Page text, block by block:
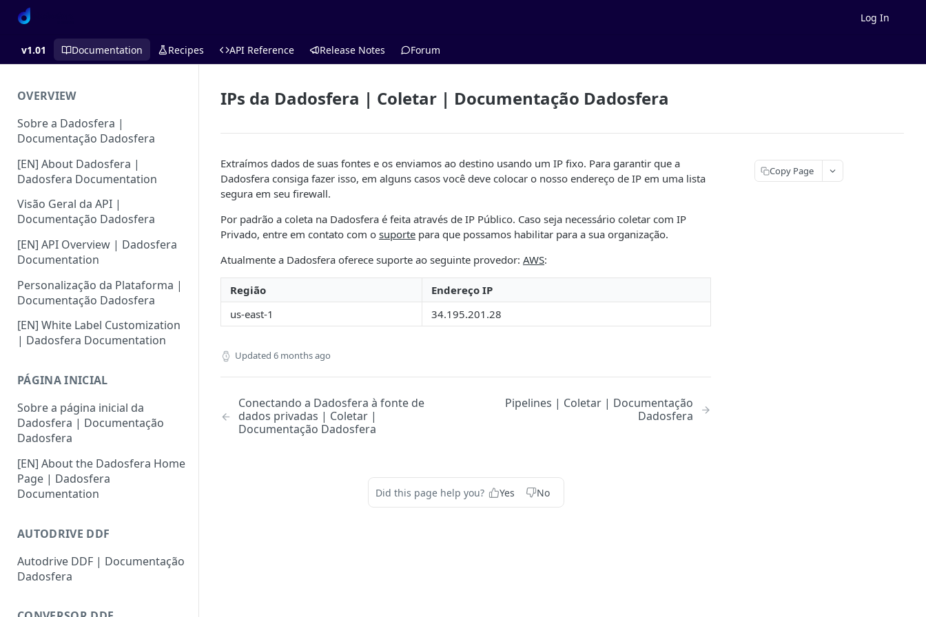
Log In
v1.01 Documentation Recipes API Reference Release Notes Forum
OVERVIEW
Sobre a Dadosfera |
Documentação Dadosfera
[EN] About Dadosfera |
Dadosfera Documentation
Visão Geral da API |
Documentação Dadosfera
[EN] API Overview | Dadosfera
Documentation
Personalização da Plataforma |
Documentação Dadosfera
[EN] White Label Customization
| Dadosfera Documentation
PÁGINA INICIAL
Sobre a página inicial da
Dadosfera | Documentação
Dadosfera
[EN] About the Dadosfera Home
Page | Dadosfera
Documentation
AUTODRIVE DDF
Autodrive DDF | Documentação
Dadosfera
IPs da Dadosfera | Coletar | Documentação Dadosfera
Extraímos dados de suas fontes e os enviamos ao destino usando um IP fixo. Para garantir que a
Dadosfera consiga fazer isso, em alguns casos você deve colocar o nosso endereço de IP em uma lista
segura em seu firewall.
Por padrão a coleta na Dadosfera é feita através de IP Público. Caso seja necessário coletar com IP
Privado, entre em contato com o suporte para que possamos habilitar para a sua organização.
Atualmente a Dadosfera oferece suporte ao seguinte provedor: AWS:
Região
Endereço IP
us-east-1
34.195.201.28
Updated 6 months ago
Conectando a Dadosfera à fonte de
dados privadas | Coletar |
Documentação Dadosfera
Pipelines | Coletar | Documentação
Dadosfera
Did this page help you? Yes No
Copy Page